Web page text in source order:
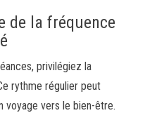
de la fréquence
privilégiez la
rythme régulier peut
voyage vers le bien-être.